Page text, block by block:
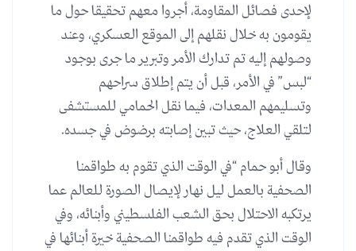
لإحدى فصائل المقاومة، أجروا معهم تحقيقا حول ما
يقومون به خلال نقلهم إلى الموقع العسكري، وعند
وصولهم إليه تم تدارك الأمر وتبرير ما جرى بوجود
“لبس” في الأمر، قبل أن يتم إطلاق سراحهم
وتسليمهم المعدات، فيما نقل الحمامي للمستشفى
لتلقي العلاج، حيث تبين إصابته برضوض في جسده.
وقال أبو حمام “في الوقت الذي تقوم به طواقمنا
الصحفية بالعمل ليل نهار لإيصال الصورة للعالم عما
يرتكبه الاحتلال بحق الشعب الفلسطيني وأبنائه، وفي
الوقت الذي تقدم فيه طواقمنا الصحفية خيرة أبنائها في